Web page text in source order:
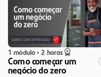
1 módulo • 2 horas
Como começar um
negócio do zero